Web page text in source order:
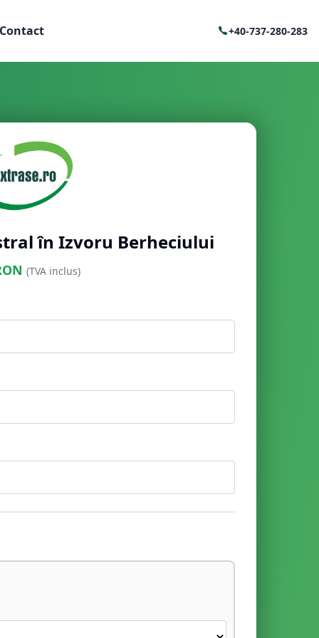
Contact +40-737-280-283
în Izvoru Berheciului
(TVA inclus)